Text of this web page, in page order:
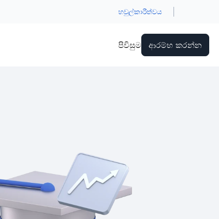
හවුල්කාරීත්වය
පිවිසුම ආරම්භ කරන්න